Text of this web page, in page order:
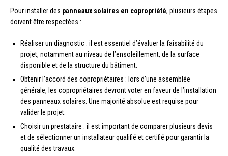
Pour installer des panneaux solaires en copropriété, plusieurs étapes
doivent être respectées :
Réaliser un diagnostic : il est essentiel d’évaluer la faisabilité du
projet, notamment au niveau de l’ensoleillement, de la surface
disponible et de la structure du bâtiment.
Obtenir l’accord des copropriétaires : lors d’une assemblée
générale, les copropriétaires devront voter en faveur de l’installation
des panneaux solaires. Une majorité absolue est requise pour
valider le projet.
Choisir un prestataire : il est important de comparer plusieurs devis
et de sélectionner un installateur qualifié et certifié pour garantir la
qualité des travaux.